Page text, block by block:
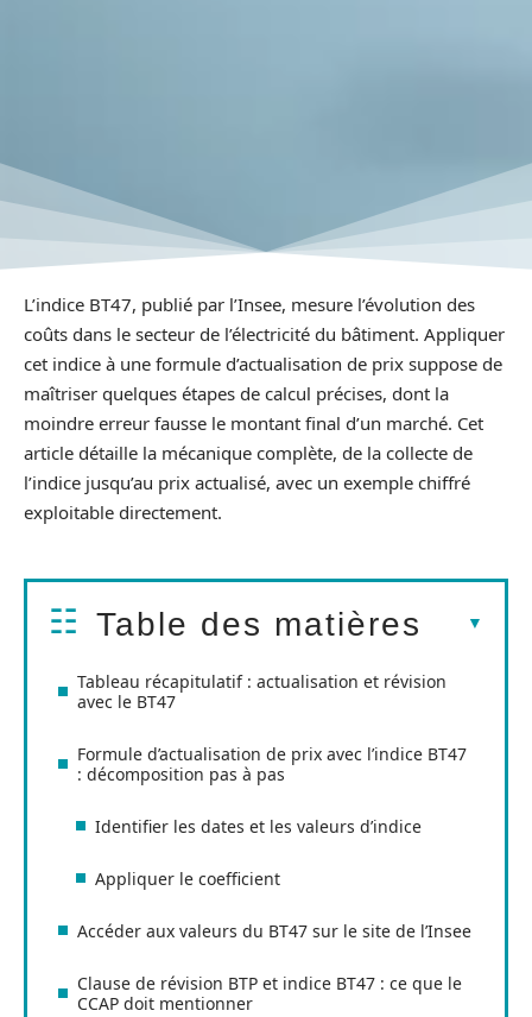
L’indice BT47, publié par l’Insee, mesure l’évolution des
coûts dans le secteur de l’électricité du bâtiment. Appliquer
cet indice à une formule d’actualisation de prix suppose de
maîtriser quelques étapes de calcul précises, dont la
moindre erreur fausse le montant final d’un marché. Cet
article détaille la mécanique complète, de la collecte de
l’indice jusqu’au prix actualisé, avec un exemple chiffré
exploitable directement.
Table des matières
Tableau récapitulatif : actualisation et révision
avec le BT47
Formule d’actualisation de prix avec l’indice BT47
: décomposition pas à pas
Identifier les dates et les valeurs d’indice
Appliquer le coefficient
Accéder aux valeurs du BT47 sur le site de l’Insee
Clause de révision BTP et indice BT47 : ce que le
CCAP doit mentionner